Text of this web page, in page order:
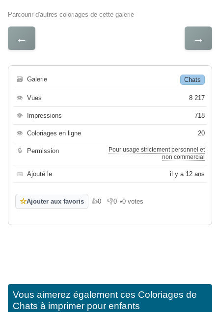
Parcourir d'autres coloriages de cette galerie
← →
🗃 Galerie Chats
👁 Vues 8 217
👁 Impressions 718
👁 Coloriages en ligne 20
🔒 Permission
Pour usage strictement personnel et
non commercial
📅 Ajouté le il y a 12 ans
☆Ajouter aux favoris 👍0
J'aime 👎0
Je n'aime pas
•0 votes
Vous aimerez également ces Coloriages de
Chats à imprimer pour enfants